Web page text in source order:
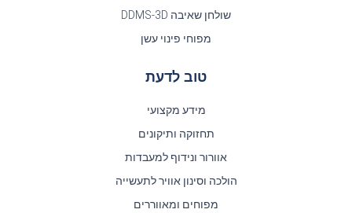
שולחן שאיבה DDMS-3D
מפוחי פינוי עשן
טוב לדעת
מידע מקצועי
תחזוקה ותיקונים
אוורור ונידוף למעבדות
הולכה וסינון אוויר לתעשייה
מפוחים ומאווררים